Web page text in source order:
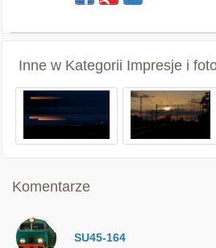
Inne w Kategorii Impresje i
Komentarze
SU45-164